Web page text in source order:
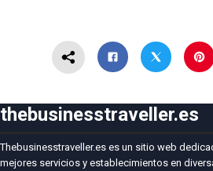
thebusinesstraveller.es
Thebusinesstraveller.es es un sitio web
mejores servicios y establecimientos en